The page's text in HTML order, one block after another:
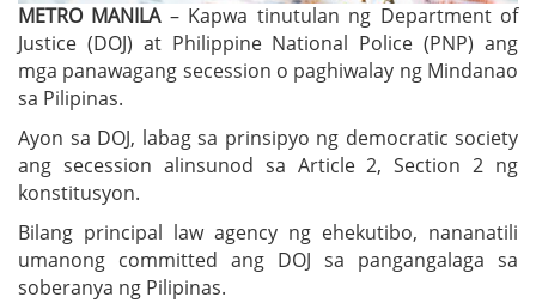
METRO MANILA– Kapwa tinutulan ng Department of
Justice (DOJ) at Philippine National Police (PNP) ang
mga panawagang secession o paghiwalay ng Mindanao
sa Pilipinas.
Ayon sa DOJ, labag sa prinsipyo ng democratic society
ang secession alinsunod sa Article 2, Section 2 ng
konstitusyon.
Bilang principal law agency ng ehekutibo, nananatili
umanong committed ang DOJ sa pangangalaga sa
soberanya ng Pilipinas.